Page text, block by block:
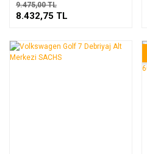
9.475,00 TL
8.432,75 TL